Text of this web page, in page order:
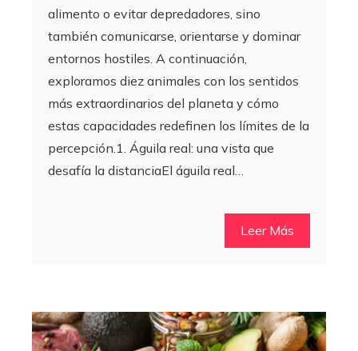
alimento o evitar depredadores, sino
también comunicarse, orientarse y dominar
entornos hostiles. A continuación,
exploramos diez animales con los sentidos
más extraordinarios del planeta y cómo
estas capacidades redefinen los límites de la
percepción.1. Águila real: una vista que
desafía la distanciaEl águila real…
Leer Más